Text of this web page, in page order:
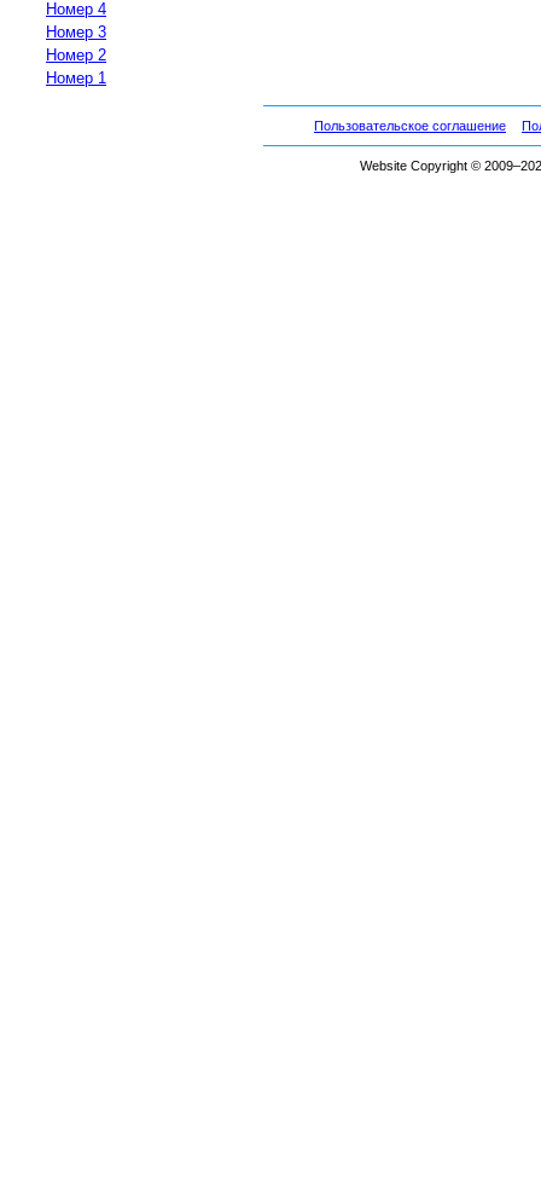
Номер 4
Номер 3
Номер 2
Номер 1
Пользовательское соглашение
Website Copyright ©